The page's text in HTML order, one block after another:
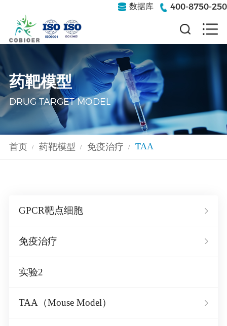
数据库 400-8750-250
药靶模型
DRUG TARGET MODEL
首页 / 药靶模型 / 免疫治疗 / TAA
GPCR靶点细胞
免疫治疗
实验2
TAA（Mouse Model）